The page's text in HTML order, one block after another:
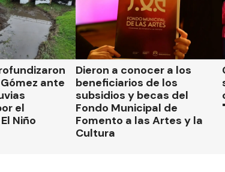
ante
el
Niño
Dieron a conocer a los
beneficiarios de los
subsidios y becas del
Fondo Municipal de
Fomento a las Artes y la
Cultura